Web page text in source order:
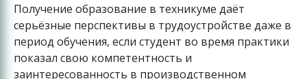
Получение образование в техникуме даёт
серьёзные перспективы в трудоустройстве даже в
период обучения, если студент во время практики
показал свою компетентность и
заинтересованность в производственном